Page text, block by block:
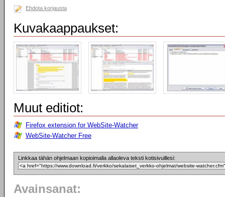
Ehdota korjausta
Kuvakaappaukset:
Muut editiot:
Firefox extension for WebSite-Watcher
WebSite-Watcher Free
Linkkaa tähän ohjelmaan kopioimalla allaoleva teksti kotisivuillesi:
Avainsanat: